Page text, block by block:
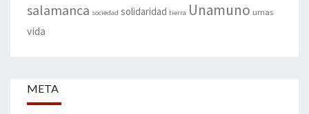
salamanca sociedad solidaridad tierra Unamuno urnas
vida
META